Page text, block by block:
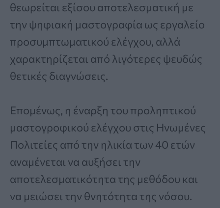
θεωρείται εξίσου αποτελεσματική με
την ψηφιακή μαστογραφία ως εργαλείο
προσυμπτωματικού ελέγχου, αλλά
χαρακτηρίζεται από λιγότερες ψευδώς
θετικές διαγνώσεις.
Επομένως, η έναρξη του προληπτικού
μαστογροφικού ελέγχου στις Ηνωμένες
Πολιτείες από την ηλικία των 40 ετών
αναμένεται να αυξήσει την
αποτελεσματικότητα της μεθόδου και
να μειώσει την θνητότητα της νόσου.